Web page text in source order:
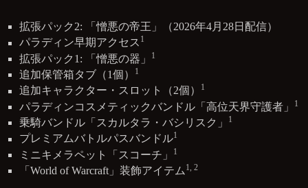
拡張パック2: 「憎悪の帝王」（2026年4月28日配信）
パラディン早期アクセス 1
拡張パック1: 「憎悪の器」 1
追加保管箱タブ（1個） 1
追加キャラクター・スロット（2個） 1
パラディンコスメティックバンドル「高位天界守護者」 1
乗騎バンドル「スカルタラ・バシリスク」 1
プレミアムバトルパスバンドル1
ミニキメラペット「スコーチ」 1
「World of Warcraft」装飾アイテム 1, 2